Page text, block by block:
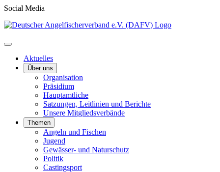
Social Media
Aktuelles
Über uns
Organisation
Präsidium
Hauptamtliche
Satzungen, Leitlinien und Berichte
Unsere Mitgliedsverbände
Themen
Angeln und Fischen
Jugend
Gewässer- und Naturschutz
Politik
Castingsport